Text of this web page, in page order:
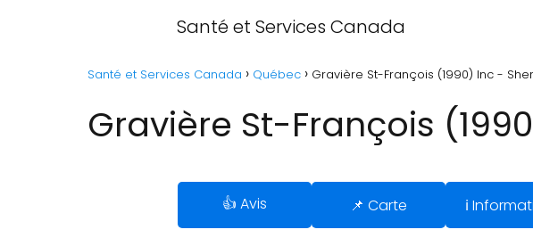
Santé et Services Canada
Santé et Services Canada Québec Gravière St-François (1990) Inc -
Gravière St-François
👍 Avis 📌 Carte ℹ️